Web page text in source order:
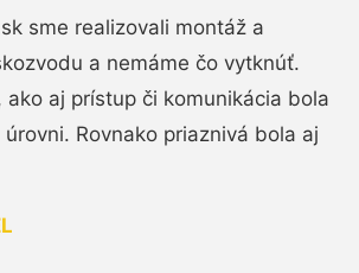
sme realizovali montáž a
a nemáme čo vytknúť.
ako aj prístup či komunikácia bola
Rovnako priaznivá bola aj